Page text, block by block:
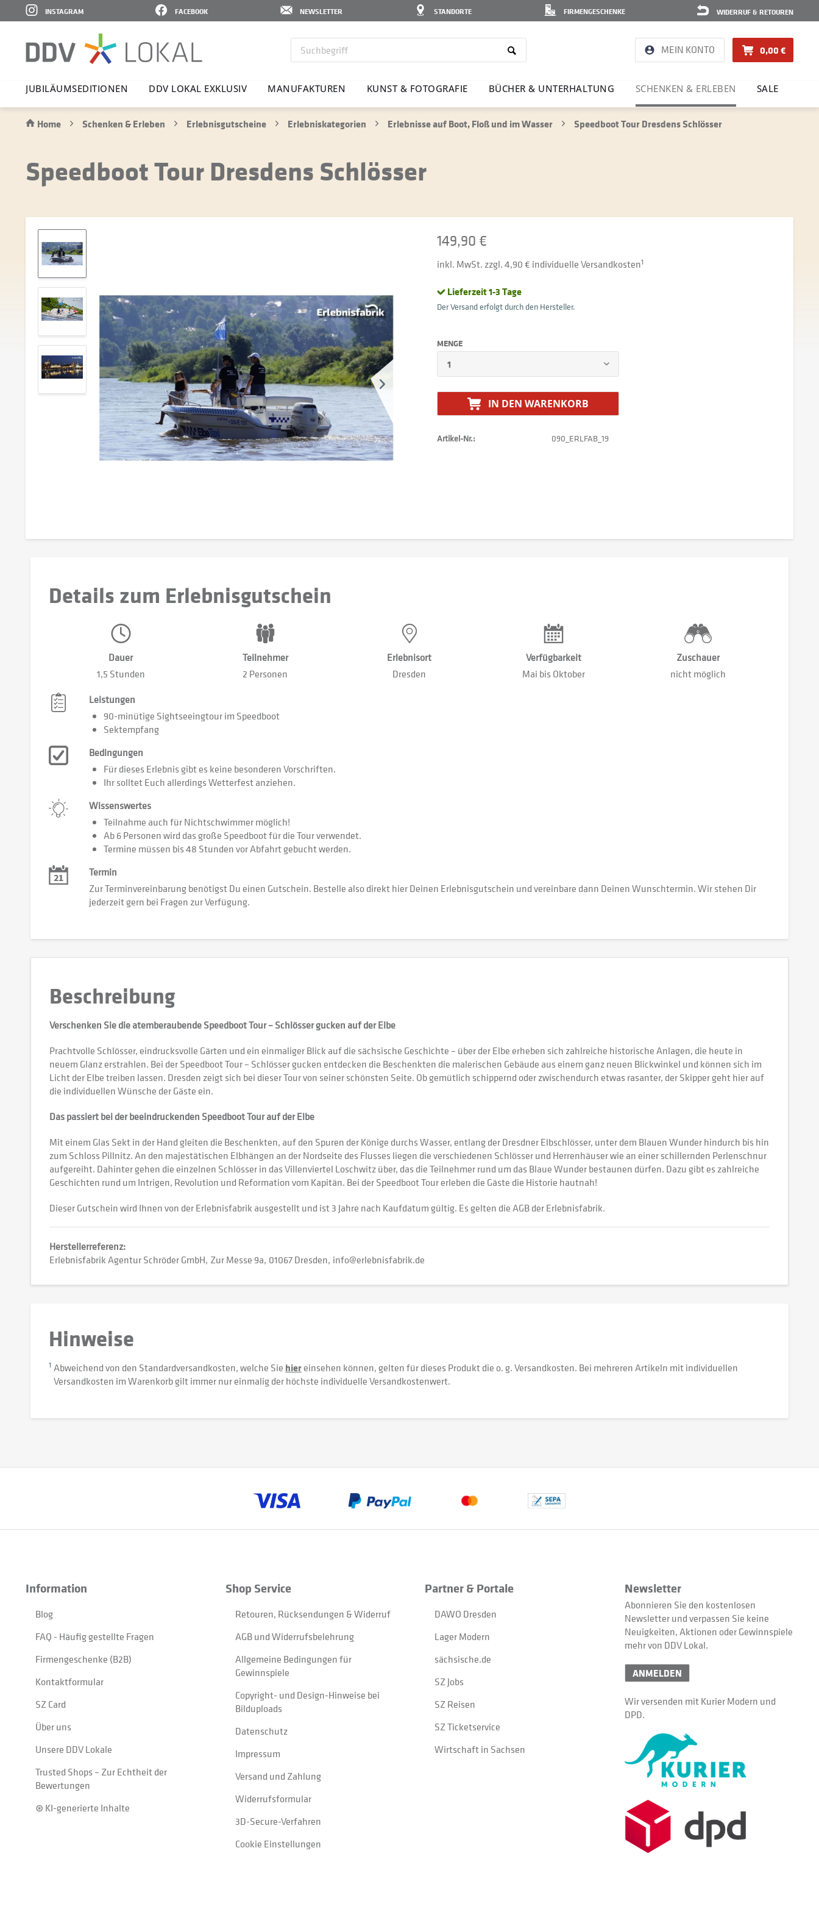
WIDERRUF & RETOUREN
FIRMENGESCHENKE
STANDORTE
NEWSLETTER
FACEBOOK
INSTAGRAM
MEIN KONTO 0,00 €
JUBI­LÄ­UMS­E­DI­TIONEN DDV LOKAL EXKLUSIV MANU­FAK­TUREN KUNST & FOTO­GRAFIE BÜCHER & UNTER­HAL­TUNG SCHENKEN & ERLEBEN SALE
Home Schenken & Erleben Erlebnisgutscheine Erlebniskategorien Erlebnisse auf Boot, Floß und im Wasser Speedboot Tour Dresdens Schlösser
Speedboot Tour Dresdens Schlösser
149,90 €
inkl. MwSt. zzgl. 4,90 € individuelle Versandkosten1
Lieferzeit 1-3 Tage
Der Versand erfolgt durch den Hersteller.
MENGE
IN DEN WARENKORB
Artikel-Nr.: 090_ERLFAB_19
Details zum Erlebnisgutschein
Dauer
1,5 Stunden
Teilnehmer
2 Personen
Erlebnisort
Dresden
Verfügbarkeit
Mai bis Oktober
Zuschauer
nicht möglich
Leistungen
90-minütige Sightseeingtour im Speedboot
Sektempfang
Bedingungen
Für dieses Erlebnis gibt es keine besonderen Vorschriften.
Ihr solltet Euch allerdings Wetterfest anziehen.
Wissenswertes
Teilnahme auch für Nichtschwimmer möglich!
Ab 6 Personen wird das große Speedboot für die Tour verwendet.
Termine müssen bis 48 Stunden vor Abfahrt gebucht werden.
Termin
Zur Terminvereinbarung benötigst Du einen Gutschein. Bestelle also direkt hier Deinen Erlebnisgutschein und vereinbare dann Deinen Wunschtermin. Wir stehen Dir
jederzeit gern bei Fragen zur Verfügung.
Beschreibung
Verschenken Sie die atemberaubende Speedboot Tour – Schlösser gucken auf der Elbe
Prachtvolle Schlösser, eindrucksvolle Gärten und ein einmaliger Blick auf die sächsische Geschichte – über der Elbe erheben sich zahlreiche historische Anlagen, die heute in
neuem Glanz erstrahlen. Bei der Speedboot Tour – Schlösser gucken entdecken die Beschenkten die malerischen Gebäude aus einem ganz neuen Blickwinkel und können sich im
Licht der Elbe treiben lassen. Dresden zeigt sich bei dieser Tour von seiner schönsten Seite. Ob gemütlich schippernd oder zwischendurch etwas rasanter, der Skipper geht hier auf
die individuellen Wünsche der Gäste ein.
Das passiert bei der beeindruckenden Speedboot Tour auf der Elbe
Mit einem Glas Sekt in der Hand gleiten die Beschenkten, auf den Spuren der Könige durchs Wasser, entlang der Dresdner Elbschlösser, unter dem Blauen Wunder hindurch bis hin
zum Schloss Pillnitz. An den majestätischen Elbhängen an der Nordseite des Flusses liegen die verschiedenen Schlösser und Herrenhäuser wie an einer schillernden Perlenschnur
aufgereiht. Dahinter gehen die einzelnen Schlösser in das Villenviertel Loschwitz über, das die Teilnehmer rund um das Blaue Wunder bestaunen dürfen. Dazu gibt es zahlreiche
Geschichten rund um Intrigen, Revolution und Reformation vom Kapitän. Bei der Speedboot Tour erleben die Gäste die Historie hautnah!
Dieser Gutschein wird Ihnen von der Erlebnisfabrik ausgestellt und ist 3 Jahre nach Kaufdatum gültig. Es gelten die AGB der Erlebnisfabrik.
Herstellerreferenz:
Erlebnisfabrik Agentur Schröder GmbH Zur Messe 9a 01067 Dresden info@erlebnisfabrik.de
Hinweise
1 Abweichend von den Standardversandkosten, welche Sie hiereinsehen können, gelten für dieses Produkt die o. g. Versandkosten. Bei mehreren Artikeln mit individuellen
Versandkosten im Warenkorb gilt immer nur einmalig der höchste individuelle Versandkostenwert.
Information
Blog
FAQ - Häufig gestellte Fragen
Firmengeschenke (B2B)
Kontaktformular
SZ Card
Über uns
Unsere DDV Lokale
Trusted Shops – Zur Echtheit der
Bewertungen
⊛ KI-generierte Inhalte
Shop Service
Retouren, Rücksendungen & Widerruf
AGB und Widerrufsbelehrung
Allgemeine Bedingungen für
Gewinnspiele
Copyright- und Design-Hinweise bei
Bilduploads
Datenschutz
Impressum
Versand und Zahlung
Widerrufsformular
3D-Secure-Verfahren
Cookie Einstellungen
Partner & Portale
DAWO Dresden
Lager Modern
sächsische.de
SZ Jobs
SZ Reisen
SZ Ticketservice
Wirtschaft in Sachsen
Newsletter
Abonnieren Sie den kostenlosen
Newsletter und verpassen Sie keine
Neuigkeiten, Aktionen oder Gewinnspiele
mehr von DDV Lokal.
ANMELDEN
Wir versenden mit Kurier Modern und
DPD.